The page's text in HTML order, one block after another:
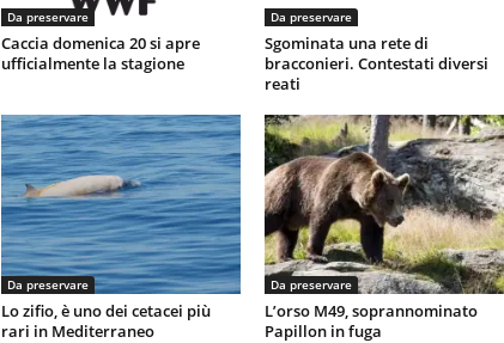
Da preservare
Caccia domenica 20 si apre
ufficialmente la stagione
Da preservare
Sgominata una rete di
bracconieri. Contestati diversi
reati
Da preservare
Lo zifio, è uno dei cetacei più
rari in Mediterraneo
Da preservare
L’orso M49, soprannominato
Papillon in fuga